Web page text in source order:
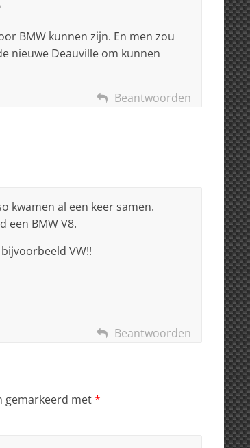
BMW kunnen zijn. En men zou
nieuwe Deauville om kunnen
Beantwoorden
kwamen al een keer samen.
een BMW V8.
VW!!
Beantwoorden
gemarkeerd met*